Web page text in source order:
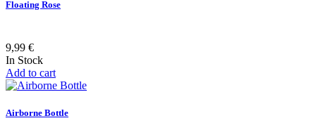
Floating Rose
9,99 €
In Stock
Add to cart
Airborne Bottle